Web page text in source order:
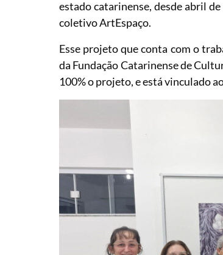
estado catarinense, desde abril
coletivo ArtEspaço.
Esse projeto que conta com o
da Fundação Catarinense de
100% o projeto, e está vinculado